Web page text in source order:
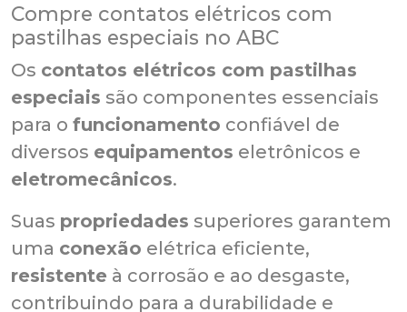
Compre contatos elétricos com
pastilhas especiais no ABC
Os contatos elétricos com pastilhas
especiais são componentes essenciais
para o funcionamento confiável de
diversos equipamentos eletrônicos e
eletromecânicos.
Suas propriedades superiores garantem
uma conexão elétrica eficiente,
resistente à corrosão e ao desgaste,
contribuindo para a durabilidade e